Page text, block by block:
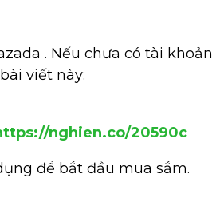
. Nếu chưa có tài khoản
viết này:
nghien.co/20590c
để bắt đầu mua sắm.